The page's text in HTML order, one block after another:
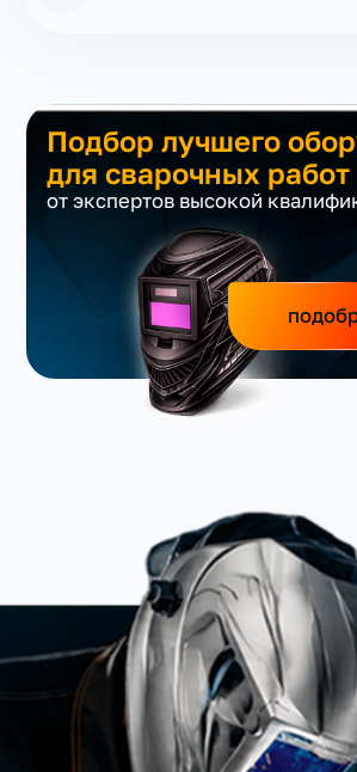
Подбор лучшего
для сварочных работ
от экспертов высокой